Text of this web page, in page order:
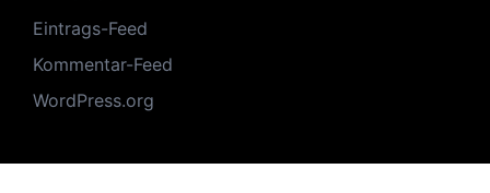
Eintrags-Feed
Kommentar-Feed
WordPress.org